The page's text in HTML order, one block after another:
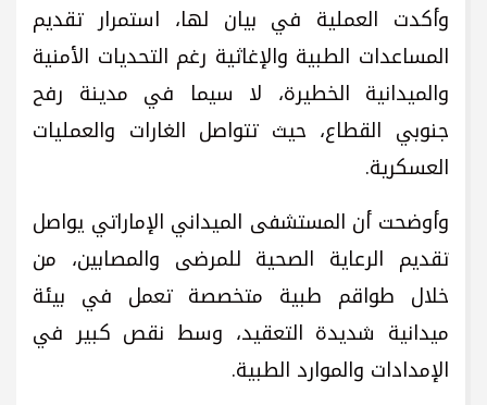
وأكدت العملية في بيان لها، استمرار تقديم
المساعدات الطبية والإغاثية رغم التحديات الأمنية
والميدانية الخطيرة، لا سيما في مدينة رفح
جنوبي القطاع، حيث تتواصل الغارات والعمليات
العسكرية.
وأوضحت أن المستشفى الميداني الإماراتي يواصل
تقديم الرعاية الصحية للمرضى والمصابين، من
خلال طواقم طبية متخصصة تعمل في بيئة
ميدانية شديدة التعقيد، وسط نقص كبير في
الإمدادات والموارد الطبية.